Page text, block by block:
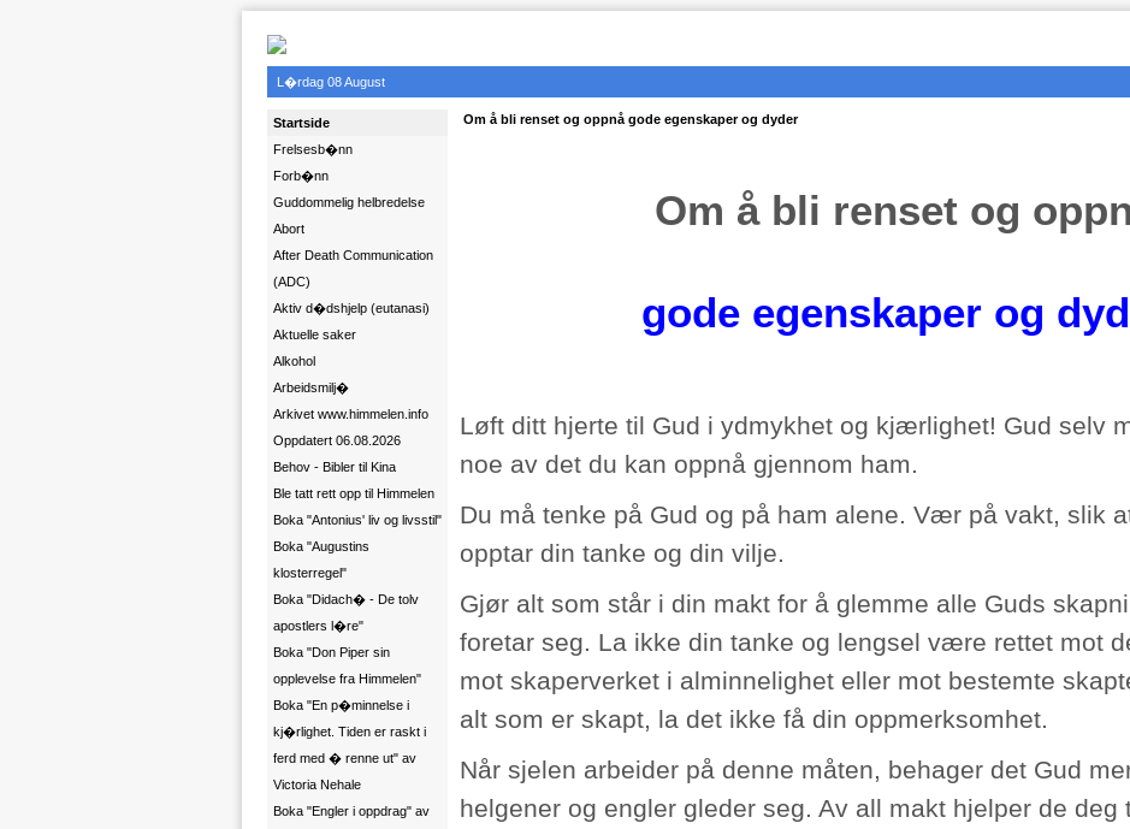
L�rdag 08 August
Startside
Frelsesb�nn
Forb�nn
Guddommelig helbredelse
Abort
After Death Communication
(ADC)
Aktiv d�dshjelp (eutanasi)
Aktuelle saker
Alkohol
Arbeidsmilj�
Arkivet www.himmelen.info
Oppdatert 06.08.2026
Behov - Bibler til Kina
Ble tatt rett opp til Himmelen
Boka "Antonius' liv og livsstil"
Boka "Augustins
klosterregel"
Boka "Didach� - De tolv
apostlers l�re"
Boka "Don Piper sin
opplevelse fra Himmelen"
Boka "En p�minnelse i
kj�rlighet. Tiden er raskt i
ferd med � renne ut" av
Victoria Nehale
Boka "Engler i oppdrag" av
Om å bli renset og oppnå gode egenskaper og dyder
Om å bli renset og
gode egenskaper og
Løft ditt hjerte til Gud i ydmykhet og kjærlighet! Gud selv
noe av det du kan oppnå gjennom ham.
Du må tenke på Gud og på ham alene. Vær på vakt, slik
opptar din tanke og din vilje.
Gjør alt som står i din makt for å glemme alle Guds
foretar seg. La ikke din tanke og lengsel være rettet mot
mot skaperverket i alminnelighet eller mot bestemte
alt som er skapt, la det ikke få din oppmerksomhet.
Når sjelen arbeider på denne måten, behager det Gud
helgener og engler gleder seg. Av all makt hjelper de deg